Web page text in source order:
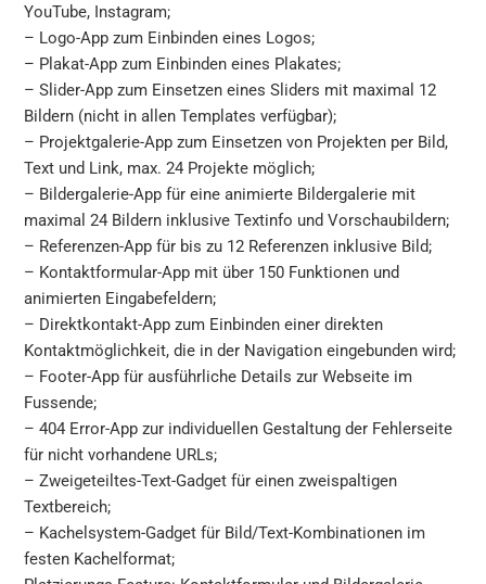
YouTube, Instagram;
– Logo-App zum Einbinden eines Logos;
– Plakat-App zum Einbinden eines Plakates;
– Slider-App zum Einsetzen eines Sliders mit maximal 12
Bildern (nicht in allen Templates verfügbar);
– Projektgalerie-App zum Einsetzen von Projekten per Bild,
Text und Link, max. 24 Projekte möglich;
– Bildergalerie-App für eine animierte Bildergalerie mit
maximal 24 Bildern inklusive Textinfo und Vorschaubildern;
– Referenzen-App für bis zu 12 Referenzen inklusive Bild;
– Kontaktformular-App mit über 150 Funktionen und
animierten Eingabefeldern;
– Direktkontakt-App zum Einbinden einer direkten
Kontaktmöglichkeit, die in der Navigation eingebunden wird;
– Footer-App für ausführliche Details zur Webseite im
Fussende;
– 404 Error-App zur individuellen Gestaltung der Fehlerseite
für nicht vorhandene URLs;
– Zweigeteiltes-Text-Gadget für einen zweispaltigen
Textbereich;
– Kachelsystem-Gadget für Bild/Text-Kombinationen im
festen Kachelformat;